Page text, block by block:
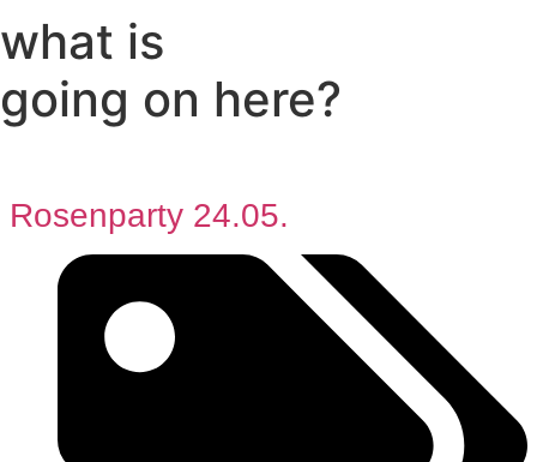
what is
going on here?
Rosenparty 24.05.